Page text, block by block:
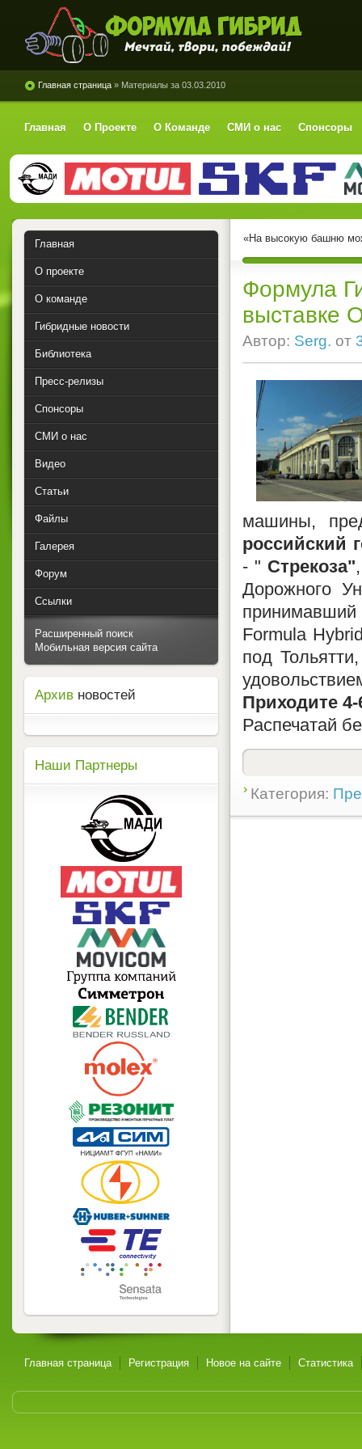
Формула Гибрид
Главная страница » Материалы за 03.03.2010
Главная О Проекте О Команде СМИ о нас Спонсоры
«На высокую башню
Формула
выставке
Автор: Serg. от
машины,
российский
- " Стрекоза"
Дорожного
принимавший
Formula
под
Приходите
Распечатай
Категория:
Главная
О проекте
О команде
Гибридные новости
Библиотека
Пресс-релизы
Спонсоры
СМИ о нас
Видео
Статьи
Файлы
Галерея
Форум
Ссылки
Расширенный поиск
Мобильная версия сайта
Архив новостей
Наши Партнеры
Главная страница Регистрация Новое на сайте Статистика